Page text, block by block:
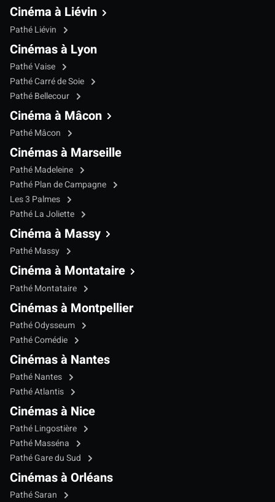
Cinéma à Liévin
Pathé Liévin
Cinémas à Lyon
Pathé Vaise
Pathé Carré de Soie
Pathé Bellecour
Cinéma à Mâcon
Pathé Mâcon
Cinémas à Marseille
Pathé Madeleine
Pathé Plan de Campagne
Les 3 Palmes
Pathé La Joliette
Cinéma à Massy
Pathé Massy
Cinéma à Montataire
Pathé Montataire
Cinémas à Montpellier
Pathé Odysseum
Pathé Comédie
Cinémas à Nantes
Pathé Nantes
Pathé Atlantis
Cinémas à Nice
Pathé Lingostière
Pathé Masséna
Pathé Gare du Sud
Cinémas à Orléans
Pathé Saran